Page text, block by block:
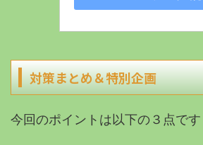
対策まとめ＆特別企画
今回のポイントは以下の３点です